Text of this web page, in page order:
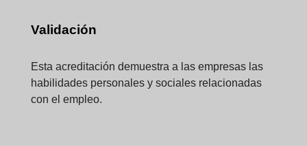
Validación
Esta acreditación demuestra a las empresas las
habilidades personales y sociales relacionadas
con el empleo.